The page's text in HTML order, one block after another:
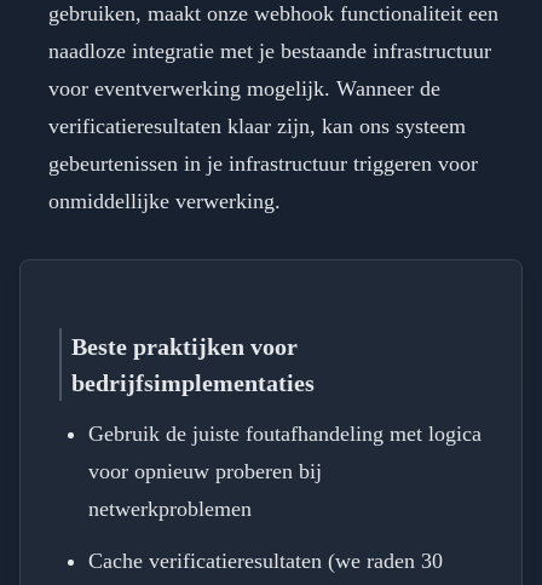
gebruiken, maakt onze webhook functionaliteit een
naadloze integratie met je bestaande infrastructuur
voor eventverwerking mogelijk. Wanneer de
verificatieresultaten klaar zijn, kan ons systeem
gebeurtenissen in je infrastructuur triggeren voor
onmiddellijke verwerking.
Beste praktijken voor
bedrijfsimplementaties
Gebruik de juiste foutafhandeling met logica
voor opnieuw proberen bij
netwerkproblemen
Cache verificatieresultaten (we raden 30